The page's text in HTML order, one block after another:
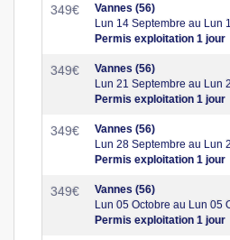
349€
Vannes (56)
Lun 14 Septembre au Lun
Permis exploitation 1 jour
349€
Vannes (56)
Lun 21 Septembre au Lun
Permis exploitation 1 jour
349€
Vannes (56)
Lun 28 Septembre au Lun
Permis exploitation 1 jour
349€
Vannes (56)
Lun 05 Octobre au Lun 05
Permis exploitation 1 jour